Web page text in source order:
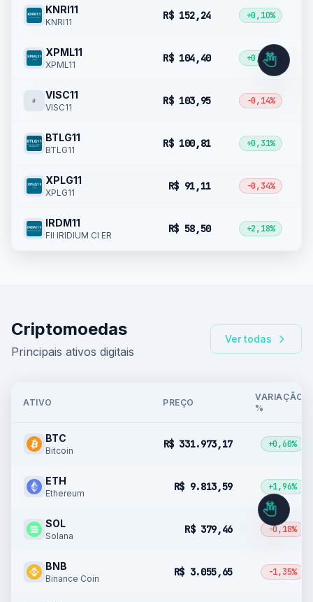
KNRI11
KNRI11
R$ 152,24 +0,10%
XPML11
XPML11
R$ 104,40 +0,19%
VISC11
VISC11
R$ 103,95 -0,14%
BTLG11
BTLG11
R$ 100,81 +0,31%
XPLG11
XPLG11
R$ 91,11 -0,34%
IRDM11
FII IRIDIUM CI ER
R$ 58,50 +2,18%
Criptomoedas
Principais ativos digitais
Ver todas
ATIVO PREÇO
VARIAÇÃO
%
BTC
Bitcoin
R$ 331.973,17 +0,60%
ETH
Ethereum
R$ 9.813,59 +1,96%
SOL
Solana
R$ 379,46 -0,18%
BNB
Binance Coin
R$ 3.055,65 -1,35%